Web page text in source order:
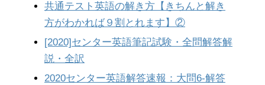
共通テスト英語の解き方【きちんと解き
方がわかれば９割とれます】②
[2020]センター英語筆記試験・全問解答解
説・全訳
2020センター英語解答速報：大問6-解答